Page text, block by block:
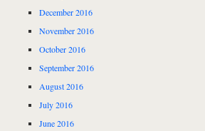
December 2016
November 2016
October 2016
September 2016
August 2016
July 2016
June 2016